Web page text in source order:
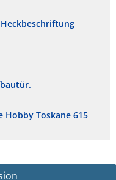
Hobby Toskane 615